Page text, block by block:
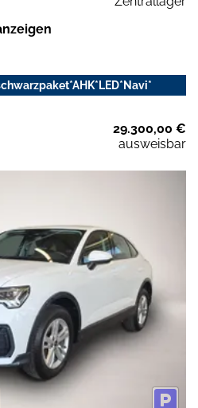
29.300,00 €
ausweisbar